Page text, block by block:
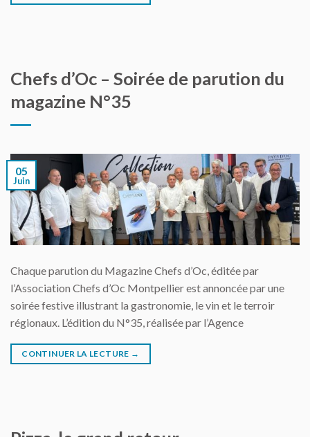
Chefs d’Oc – Soirée de parution du
magazine N°35
05
Juin
Chaque parution du Magazine Chefs d’Oc, éditée par
l’Association Chefs d’Oc Montpellier est annoncée par une
soirée festive illustrant la gastronomie, le vin et le terroir
régionaux. L’édition du N°35, réalisée par l’Agence
CONTINUER LA LECTURE →